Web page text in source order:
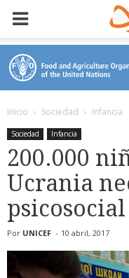
Inicio Sociedad Infancia
Sociedad Infancia
200.000
Ucrania
Por UNICEF - 10 abril, 2017